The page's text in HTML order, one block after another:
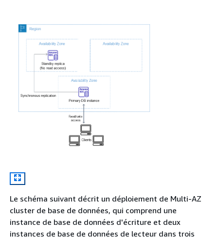
Le schéma suivant décrit un déploiement de Multi-AZ
cluster de base de données, qui comprend une
instance de base de données d'écriture et deux
instances de base de données de lecteur dans trois